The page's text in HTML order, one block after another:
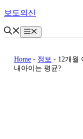
Skip
content
보도의신
Menu
Home - 정보 - 12개월
내아이는 평균?